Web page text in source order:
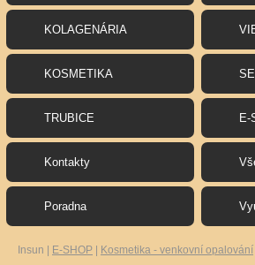
KOLAGENÁRIA
KOSMETIKA
TRUBICE E-
Kontakty
Poradna
Insun E-SHOP Kosmetika - venkovní opalování